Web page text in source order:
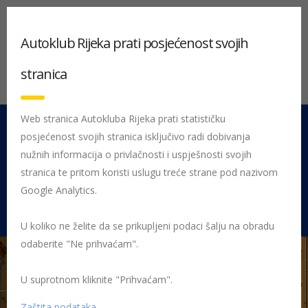
051 212 442 Centrala
Pon - Pet 08:00 - 16:00
Rujevica 9/1, 51000 Rijeka
Početna Posljednje objavljene novosti
Autoklub Rijeka prati posjećenost svojih
stranica
Web stranica Autokluba Rijeka prati statističku
posjećenost svojih stranica isključivo radi dobivanja
nužnih informacija o privlačnosti i uspješnosti svojih
stranica te pritom koristi uslugu treće strane pod nazivom
Google Analytics.
U koliko ne želite da se prikupljeni podaci šalju na obradu
odaberite "Ne prihvaćam".
U suprotnom kliknite "Prihvaćam".